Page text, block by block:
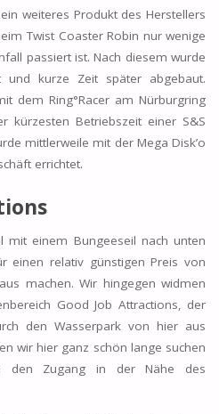
weiteres Produkt des Herstellers
Twist Coaster Robin nur wenige
passiert ist. Nach diesem wurde
kurze Zeit später abgebaut.
dem Ring°Racer am Nürburgring
kürzesten Betriebszeit einer S&S
mittlerweile mit der Mega Disk’o
errichtet.
einem Bungeeseil nach unten
einen relativ günstigen Preis von
machen. Wir hingegen widmen
Good Job Attractions, der
den Wasserpark von hier aus
wir hier ganz schön lange suchen
den Zugang in der Nähe des